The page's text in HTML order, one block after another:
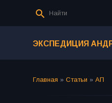
ЭКСПЕДИЦИЯ
Главная » Статьи » АП